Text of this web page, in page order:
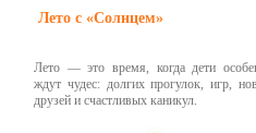
Лето с «Солнцем»
Лето — это время, когда дети
ждут чудес: долгих прогулок, игр,
друзей и счастливых каникул.